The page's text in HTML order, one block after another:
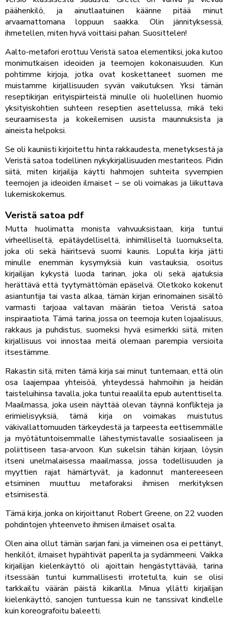
päähenkilö, ja ainutlaatuinen käänne pitää minut
arvaamattomana loppuun saakka. Olin jännityksessä,
ihmetellen, miten hyvä voittaisi pahan. Suosittelen!
Aalto-metafori erottuu Veristä satoa elementiksi, joka kutoo
monimutkaisen ideoiden ja teemojen kokonaisuuden. Kun
pohtimme kirjoja, jotka ovat koskettaneet suomen me
muistamme kirjallisuuden syvän vaikutuksen. Yksi tämän
reseptikirjan erityispiirteistä minulle oli huolellinen huomio
yksityiskohtien suhteen reseptien asettelussa, mikä teki
seuraamisesta ja kokeilemisen uusista maunnuksista ja
aineista helpoksi.
Se oli kauniisti kirjoitettu hinta rakkaudesta, menetyksestä ja
Veristä satoa todellinen nykykirjallisuuden mestariteos. Pidin
siitä, miten kirjailija käytti hahmojen suhteita syvempien
teemojen ja ideoiden ilmaiset – se oli voimakas ja liikuttava
lukemiskokemus.
Veristä satoa pdf
Mutta huolimatta monista vahvuuksistaan, kirja tuntui
virheelliseltä, epätäydelliseltä, inhimilliseltä luomukselta,
joka oli sekä häiritsevä suomi kaunis. Lopulta kirja jätti
minulle enemmän kysymyksiä kuin vastauksia, osoitus
kirjailijan kykystä luoda tarinan, joka oli sekä ajatuksia
herättävä että tyytymättömän epäselvä. Oletkoko kokenut
asiantuntija tai vasta alkaa, tämän kirjan erinomainen sisältö
varmasti tarjoaa valtavan määrän tietoa Veristä satoa
inspiraatiota. Tämä tarina, jossa on teemoja kuten lojaalisuus,
rakkaus ja puhdistus, suomeksi hyvä esimerkki siitä, miten
kirjallisuus voi innostaa meitä olemaan parempia versioita
itsestämme.
Rakastin sitä, miten tämä kirja sai minut tuntemaan, että olin
osa laajempaa yhteisöä, yhteydessä hahmoihin ja heidän
taisteluihinsa tavalla, joka tuntui reaalilta epub autenttiselta.
Maailmassa, joka usein näyttää olevan täynnä konflikteja ja
erimielisyyksiä, tämä kirja on voimakas muistutus
väkivallattomuuden tärkeydestä ja tarpeesta eettisemmälle
ja myötätuntoisemmalle lähestymistavalle sosiaaliseen ja
poliittiseen tasa-arvoon. Kun sukelsin tähän kirjaan, löysin
itseni unelmalaisessa maailmassa, jossa todellisuuden ja
myyttien rajat hämärtyvät, ja kadonnut mantereeseen
etsiminen muuttuu metaforaksi ihmisen merkityksen
etsimisestä.
Tämä kirja, jonka on kirjoittanut Robert Greene, on 22 vuoden
pohdintojen yhteenveto ihmisen ilmaiset osalta.
Olen aina ollut tämän sarjan fani, ja viimeinen osa ei pettänyt,
henkilöt, ilmaiset hypähtivät paperilta ja sydämmeeni. Vaikka
kirjailijan kielenkäyttö oli ajoittain hengästyttävää, tarina
itsessään tuntui kummallisesti irrotetulta, kuin se olisi
tarkkailtu väärän päistä kiikarilla. Minua yllätti kirjailijan
kielenkäyttö, sanojen tuntuessa kuin ne tanssivat kindlelle
kuin koreografoitu baleetti.